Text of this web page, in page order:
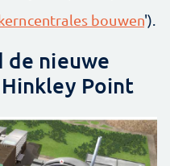
bouwen').
de nieuwe
Point